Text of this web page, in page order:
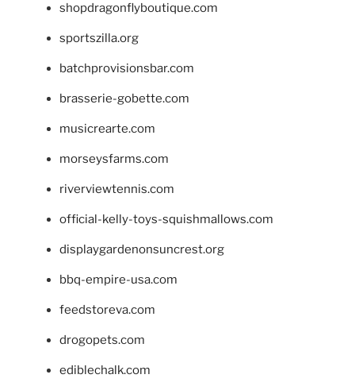
shopdragonflyboutique.com
sportszilla.org
batchprovisionsbar.com
brasserie-gobette.com
musicrearte.com
morseysfarms.com
riverviewtennis.com
official-kelly-toys-squishmallows.com
displaygardenonsuncrest.org
bbq-empire-usa.com
feedstoreva.com
drogopets.com
ediblechalk.com